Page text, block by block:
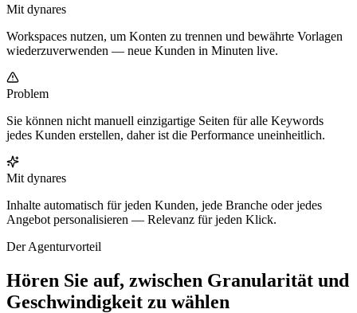
Mit dynares
Workspaces nutzen, um Konten zu trennen und bewährte Vorlagen
wiederzuverwenden — neue Kunden in Minuten live.
Problem
Sie können nicht manuell einzigartige Seiten für alle Keywords
jedes Kunden erstellen, daher ist die Performance uneinheitlich.
Mit dynares
Inhalte automatisch für jeden Kunden, jede Branche oder jedes
Angebot personalisieren — Relevanz für jeden Klick.
Der Agenturvorteil
Hören Sie auf, zwischen Granularität und
Geschwindigkeit zu wählen